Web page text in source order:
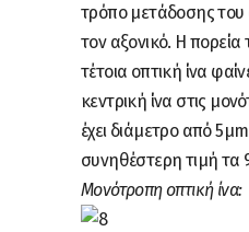
τρόπο μετάδοσης του
τον αξονικό. Η πορεία
τέτοια οπτική ίνα
κεντρική ίνα στις
έχει διάμετρο από
συνηθέστερη τιμή τα
Μονότροπη οπτική ίνα: